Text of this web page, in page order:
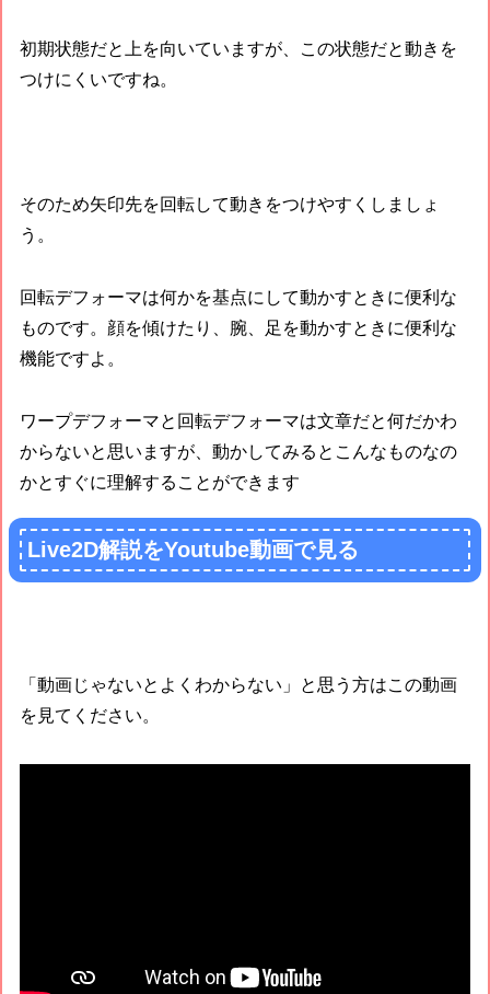
初期状態だと上を向いていますが、この状態だと動きを
つけにくいですね。
そのため矢印先を回転して動きをつけやすくしましょ
う。
回転デフォーマは何かを基点にして動かすときに便利な
ものです。 顔を傾けたり、腕、足を動かすときに便利な
機能ですよ。
ワープデフォーマと回転デフォーマは文章だと何だかわ
からないと思いますが、動かしてみるとこんなものなの
かとすぐに理解することができます
Live2D解説をYoutube動画で見る
「動画じゃないとよくわからない」と思う方はこの動画
を見てください。